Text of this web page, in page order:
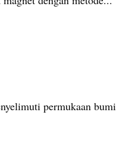
permukaan bumi